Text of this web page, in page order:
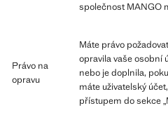
společnost MANGO
Právo na
opravu
Máte právo
opravila vaše osobní
nebo je doplnila,
máte uživatelský
přístupem do sekce